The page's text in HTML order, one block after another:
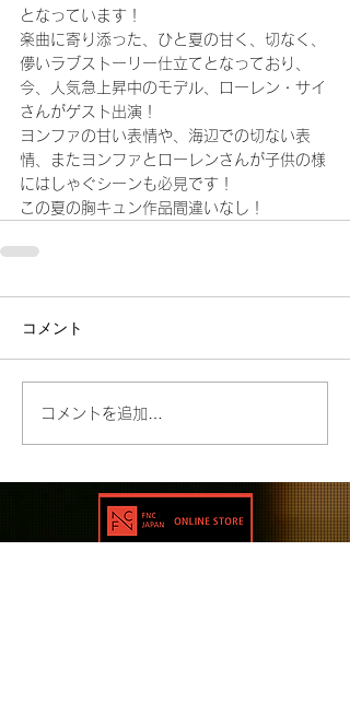
となっています！
楽曲に寄り添った、ひと夏の甘く、切なく、
儚いラブストーリー仕立てとなっており、
今、人気急上昇中のモデル、ローレン・サイ
さんがゲスト出演！
ヨンファの甘い表情や、海辺での切ない表
情、またヨンファとローレンさんが子供の様
にはしゃぐシーンも必見です！
この夏の胸キュン作品間違いなし！
コメント
コメントを追加…